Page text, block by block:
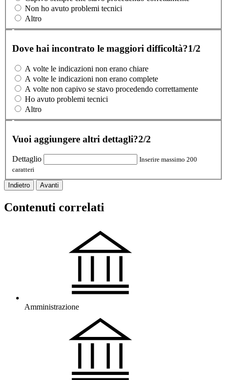
Non ho avuto problemi tecnici
Altro
Dove hai incontrato le maggiori difficoltà?1/2
A volte le indicazioni non erano chiare
A volte le indicazioni non erano complete
A volte non capivo se stavo procedendo correttamente
Ho avuto problemi tecnici
Altro
Vuoi aggiungere altri dettagli?2/2
Dettaglio
Inserire massimo 200
caratteri
Indietro Avanti
Contenuti correlati
Amministrazione